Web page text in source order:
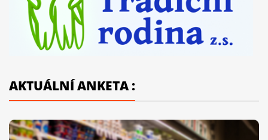
AKTUÁLNÍ ANKETA :